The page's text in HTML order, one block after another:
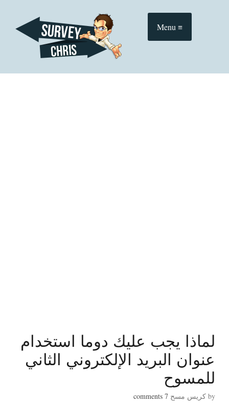
≡ Menu
لماذا يجب عليك دوما استخدام
عنوان البريد الإلكتروني الثاني
للمسوح
by كريس مسح 7
comments